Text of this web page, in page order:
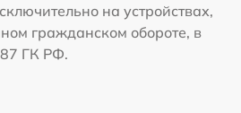
на устройствах,
гражданском обороте, в
ГК РФ.